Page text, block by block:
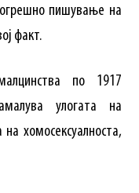
пишување на
факт.
по 1917
улогата на
хомосексуалноста,